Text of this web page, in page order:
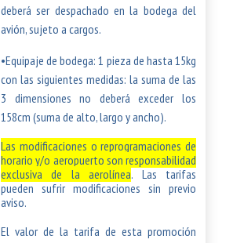
deberá ser despachado en la bodega del
avión, sujeto a cargos.
•Equipaje de bodega: 1 pieza de hasta 15kg
con las siguientes medidas: la suma de las
3 dimensiones no deberá exceder los
158cm (suma de alto, largo y ancho).
Las modificaciones o reprogramaciones de
horario y/o aeropuerto son responsabilidad
exclusiva de la aerolínea. Las tarifas
pueden sufrir modificaciones sin previo
aviso.
El valor de la tarifa de esta promoción